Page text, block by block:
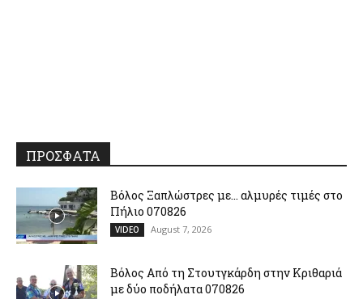
ΠΡΟΣΦΑΤΑ
Βόλος Ξαπλώστρες με… αλμυρές τιμές στο
Πήλιο 070826
VIDEO August 7, 2026
Βόλος Από τη Στουτγκάρδη στην Κριθαριά
με δύο ποδήλατα 070826